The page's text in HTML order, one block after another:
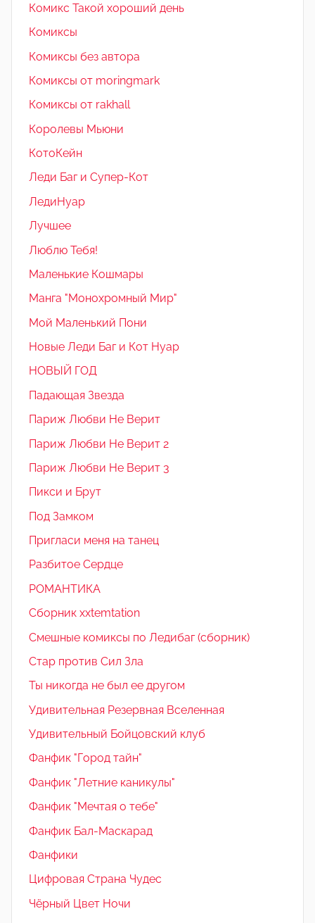
Комикс Такой хороший день
Комиксы
Комиксы без автора
Комиксы от moringmark
Комиксы от rakhall
Королевы Мьюни
КотоКейн
Леди Баг и Супер-Кот
ЛедиНуар
Лучшее
Люблю Тебя!
Маленькие Кошмары
Манга "Монохромный Мир"
Мой Маленький Пони
Новые Леди Баг и Кот Нуар
НОВЫЙ ГОД
Падающая Звезда
Париж Любви Не Верит
Париж Любви Не Верит 2
Париж Любви Не Верит 3
Пикси и Брут
Под Замком
Пригласи меня на танец
Разбитое Сердце
РОМАНТИКА
Сборник xxtemtation
Смешные комиксы по Ледибаг (сборник)
Стар против Сил Зла
Ты никогда не был ее другом
Удивительная Резервная Вселенная
Удивительный Бойцовский клуб
Фанфик "Город тайн"
Фанфик "Летние каникулы"
Фанфик "Мечтая о тебе"
Фанфик Бал-Маскарад
Фанфики
Цифровая Страна Чудес
Чёрный Цвет Ночи